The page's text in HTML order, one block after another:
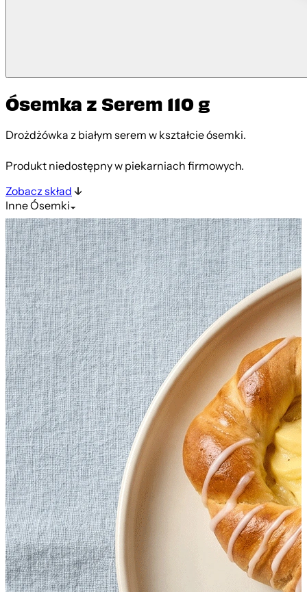
Ósemka z Serem 110 g
Drożdżówka z białym serem w kształcie ósemki.
Produkt niedostępny w piekarniach firmowych.
Zobacz skład
InneÓsemki